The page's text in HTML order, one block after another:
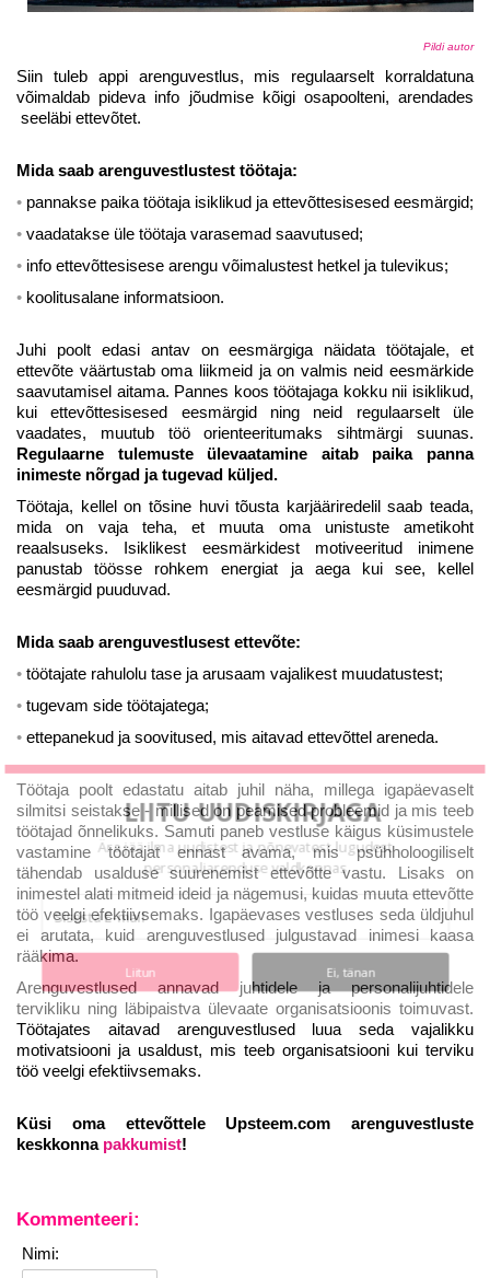
Pildi autor
Siin tuleb appi arenguvestlus, mis regulaarselt korraldatuna
võimaldab pideva info jõudmise kõigi osapoolteni, arendades
seeläbi ettevõtet.
Mida saab arenguvestlustest töötaja:
pannakse paika töötaja isiklikud ja ettevõttesisesed eesmärgid;
vaadatakse üle töötaja varasemad saavutused;
info ettevõttesisese arengu võimalustest hetkel ja tulevikus;
koolitusalane informatsioon.
Juhi poolt edasi antav on eesmärgiga näidata töötajale, et
ettevõte väärtustab oma liikmeid ja on valmis neid eesmärkide
saavutamisel aitama. Pannes koos töötajaga kokku nii isiklikud,
kui ettevõttesisesed eesmärgid ning neid regulaarselt üle
vaadates, muutub töö orienteeritumaks sihtmärgi suunas.
Regulaarne tulemuste ülevaatamine aitab paika panna
inimeste nõrgad ja tugevad küljed.
Töötaja, kellel on tõsine huvi tõusta karjääriredelil saab teada,
mida on vaja teha, et muuta oma unistuste ametikoht
reaalsuseks. Isiklikest eesmärkidest motiveeritud inimene
panustab töösse rohkem energiat ja aega kui see, kellel
eesmärgid puuduvad.
Mida saab arenguvestlusest ettevõte:
töötajate rahulolu tase ja arusaam vajalikest muudatustest;
tugevam side töötajatega;
ettepanekud ja soovitused, mis aitavad ettevõttel areneda.
Töötaja poolt edastatu aitab juhil näha, millega igapäevaselt
silmitsi seistakse - millised on peamised probleemid ja mis teeb
töötajad õnnelikuks. Samuti paneb vestluse käigus küsimustele
vastamine töötajat ennast avama, mis psühholoogiliselt
tähendab usalduse suurenemist ettevõtte vastu. Lisaks on
inimestel alati mitmeid ideid ja nägemusi, kuidas muuta ettevõtte
töö veelgi efektiivsemaks. Igapäevases vestluses seda üldjuhul
ei arutata, kuid arenguvestlused julgustavad inimesi kaasa
rääkima.
Arenguvestlused annavad juhtidele ja personalijuhtidele
tervikliku ning läbipaistva ülevaate organisatsioonis toimuvast.
Töötajates aitavad arenguvestlused luua seda vajalikku
motivatsiooni ja usaldust, mis teeb organisatsiooni kui terviku
töö veelgi efektiivsemaks.
Küsi oma ettevõttele Upsteem.com arenguvestluste
keskkonna pakkumist!
Kommenteeri:
Nimi:
LIITU UUDISKIRJAGA
Ära jää ilma uudistest ja põnevatest lugudest
personaliarenduse valdkonnas
Ei, tänan
Liitun